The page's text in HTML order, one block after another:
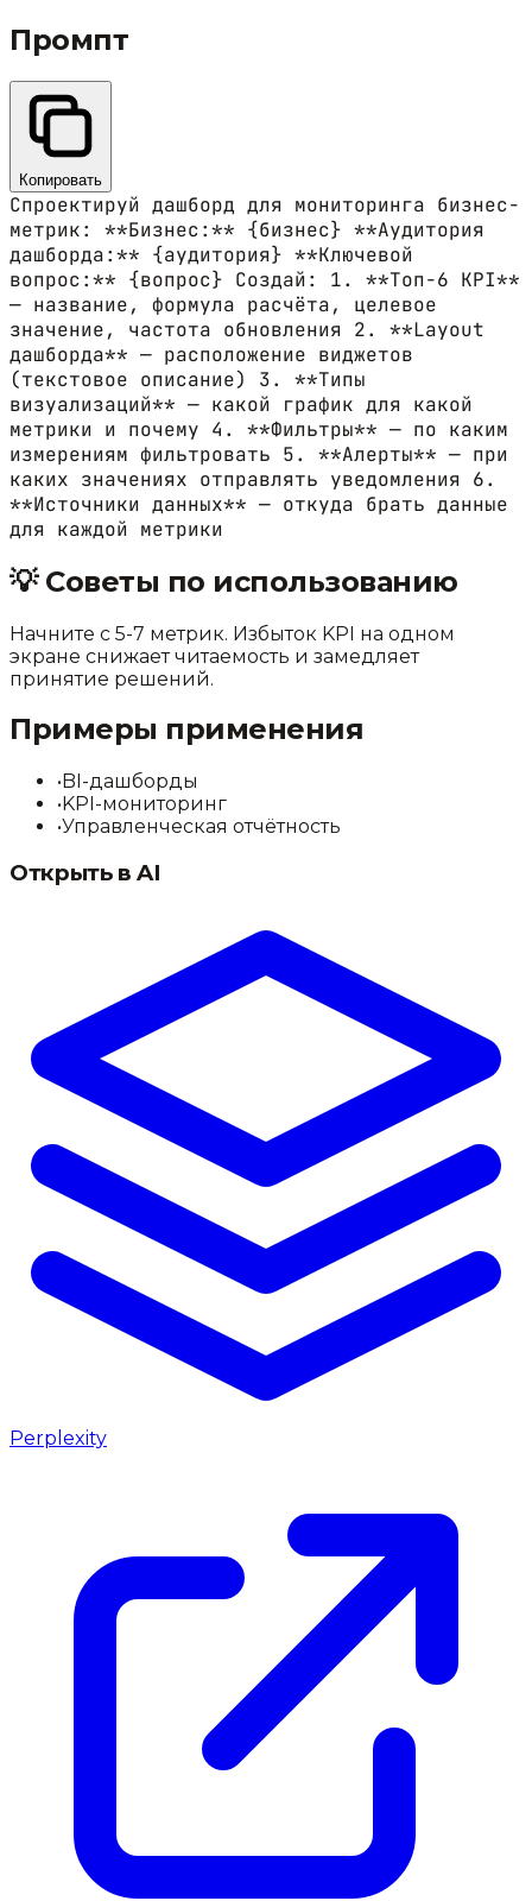
Промпт
Копировать
Спроектируй дашборд для мониторинга бизнес-
метрик: **Бизнес:** {бизнес} **Аудитория
дашборда:** {аудитория} **Ключевой
вопрос:** {вопрос} Создай: 1. **Топ-6 KPI**
— название, формула расчёта, целевое
значение, частота обновления 2. **Layout
дашборда** — расположение виджетов
(текстовое описание) 3. **Типы
визуализаций** — какой график для какой
метрики и почему 4. **Фильтры** — по каким
измерениям фильтровать 5. **Алерты** — при
каких значениях отправлять уведомления 6.
**Источники данных** — откуда брать данные
для каждой метрики
💡Советы по использованию
Начните с 5-7 метрик. Избыток KPI на одном
экране снижает читаемость и замедляет
принятие решений.
Примеры применения
• BI-дашборды
• KPI-мониторинг
•Управленческая отчётность
Открыть в AI
Perplexity